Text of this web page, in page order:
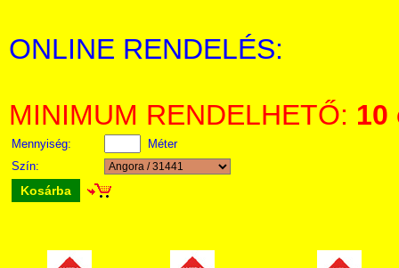
ONLINE RENDELÉS:
MINIMUM RENDELHETŐ: 10
Mennyiség:
Méter
Szín:
Kosárba